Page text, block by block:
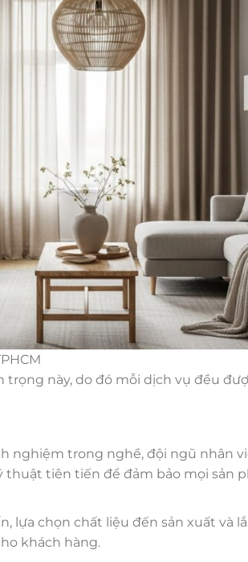
trọng này, do đó mỗi dịch vụ đều
nghiệm trong nghề, đội ngũ nhân
tiên tiến để đảm bảo mọi sản
lựa chọn chất liệu đến sản xuất và
khách hàng.